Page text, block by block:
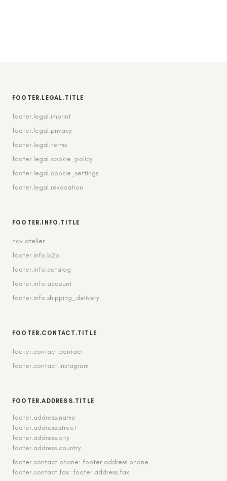
FOOTER.LEGAL.TITLE
footer.legal.imprint
footer.legal.privacy
footer.legal.terms
footer.legal.cookie_policy
footer.legal.cookie_settings
footer.legal.revocation
FOOTER.INFO.TITLE
nav.atelier
footer.info.b2b
footer.info.catalog
footer.info.account
footer.info.shipping_delivery
FOOTER.CONTACT.TITLE
footer.contact.contact
footer.contact.instagram
FOOTER.ADDRESS.TITLE
footer.address.name
footer.address.street
footer.address.city
footer.address.country
footer.contact.phone: footer.address.phone
footer.contact.fax: footer.address.fax